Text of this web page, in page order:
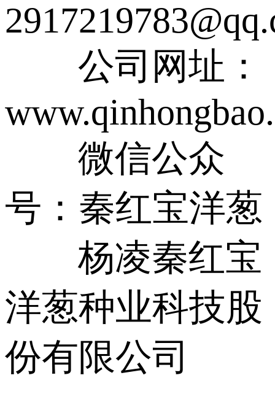
公司网址：
微信公众
号：秦红宝洋葱
杨凌秦红宝
洋葱种业科技股
份有限公司